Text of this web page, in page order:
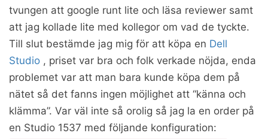
tvungen att google runt lite och läsa reviewer samt
att jag kollade lite med kollegor om vad de tyckte.
Till slut bestämde jag mig för att köpa en Dell
Studio , priset var bra och folk verkade nöjda, enda
problemet var att man bara kunde köpa dem på
nätet så det fanns ingen möjlighet att “känna och
klämma”. Var väl inte så orolig så jag la en order på
en Studio 1537 med följande konfiguration: